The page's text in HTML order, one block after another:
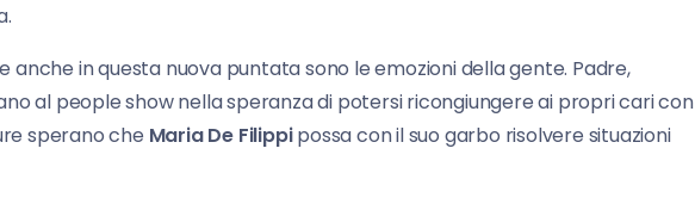
in questa nuova puntata sono le emozioni della gente. Padre,
al people show nella speranza di potersi ricongiungere ai propri cari con
sperano che Maria De Filippipossa con il suo garbo risolvere situazioni